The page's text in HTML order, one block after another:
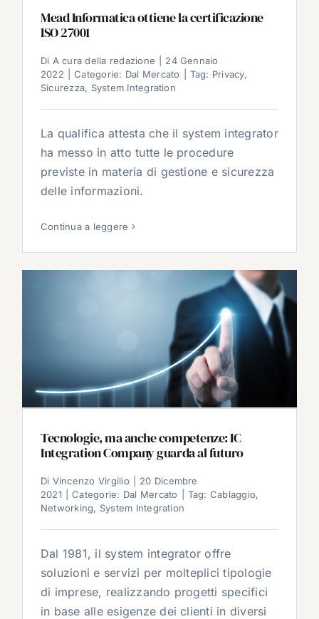
Mead Informatica ottiene la certificazione
ISO 27001
Di A cura della redazione
24 Gennaio
2022
Categorie: Dal Mercato Tag: Privacy,
Sicurezza, System Integration
La qualifica attesta che il system integrator
ha messo in atto tutte le procedure
previste in materia di gestione e sicurezza
delle informazioni.
Continua a leggere
Tecnologie, ma anche competenze: IC
Integration Company guarda al futuro
Di Vincenzo Virgilio
20 Dicembre
2021
Categorie: Dal Mercato Tag: Cablaggio,
Networking, System Integration
Dal 1981, il system integrator offre
soluzioni e servizi per molteplici tipologie
di imprese, realizzando progetti specifici
in base alle esigenze dei clienti in diversi